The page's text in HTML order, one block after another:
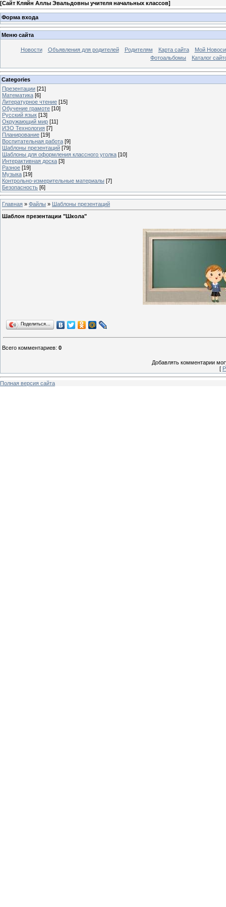
[Сайт Кляйн Аллы Эвальдовны учителя начальных классов]
Форма входа
Меню сайта
Новости Объявления для родителей Родителям Карта сайта
Мой
Фотоальбомы
Каталог
Categories
Презентации [21]
Математика [6]
Литературное чтение [15]
Обучение грамоте [10]
Русский язык [13]
Окружающий мир [11]
ИЗО Технология [7]
Планирование [19]
Воспитательная работа [9]
Шаблоны презентаций [79]
Шаблоны для оформления классного уголка [10]
Интерактивная доска [3]
Разное [19]
Музыка [19]
Контрольно-измерительные материалы [7]
Безопасность [6]
Главная » Файлы » Шаблоны презентаций
Шаблон презентации "Школа"
Поделиться…
Всего комментариев: 0
Добавлять комментарии
[
Полная версия сайта